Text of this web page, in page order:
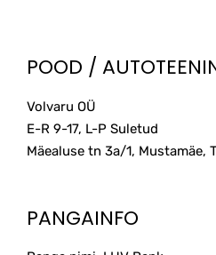
POOD /
Volvaru OÜ
E-R 9-17, L-P Suletud
Mäealuse tn 3a/1, Mustamäe,
PANGAINFO